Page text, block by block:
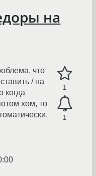
на
1
1
что
/ на
когда
хом, то